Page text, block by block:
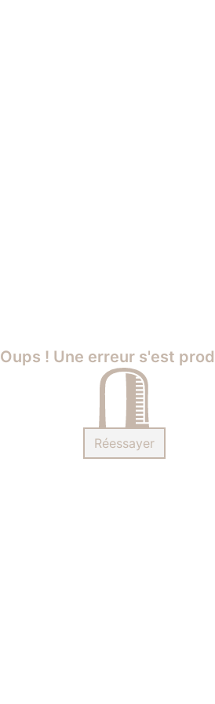
Oups ! Une erreur s'est
Réessayer